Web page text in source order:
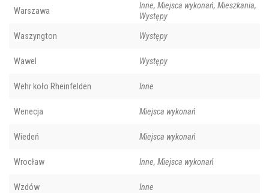
Warszawa
Inne, Miejsca wykonań, Mieszkania,
Występy
Waszyngton Występy
Wawel Występy
Wehr koło Rheinfelden Inne
Wenecja Miejsca wykonań
Wiedeń Miejsca wykonań
Wrocław Inne, Miejsca wykonań
Wzdów Inne